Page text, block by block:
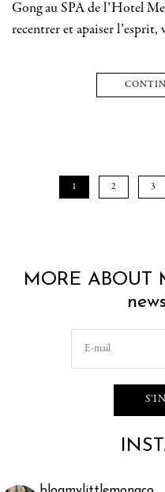
Gong au SPA de l’Hotel
recentrer et apaiser
1 2 3
MORE ABOUT